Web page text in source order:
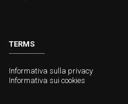
TERMS
Informativa sulla privacy
Informativa sui cookies